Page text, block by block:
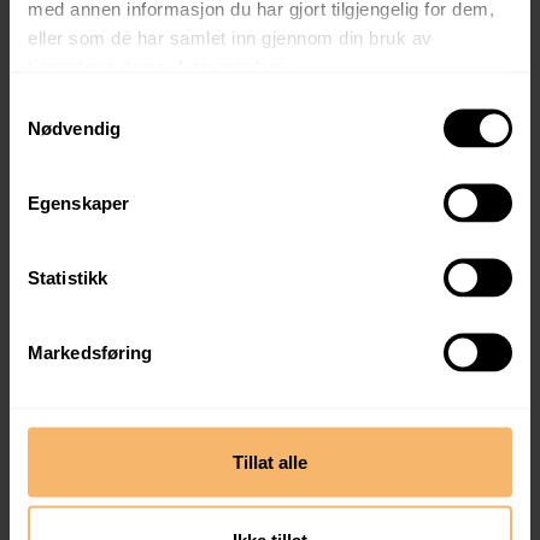
med annen informasjon du har gjort tilgjengelig for dem,
eller som de har samlet inn gjennom din bruk av
Nødvendig
Egenskaper
Statistikk
Markedsføring
Tillat alle